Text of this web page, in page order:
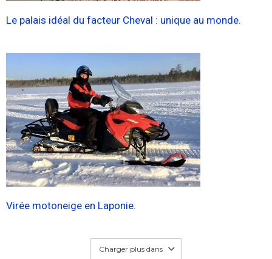
Le palais idéal du facteur Cheval : unique au monde.
Virée motoneige en Laponie.
Charger plus dans